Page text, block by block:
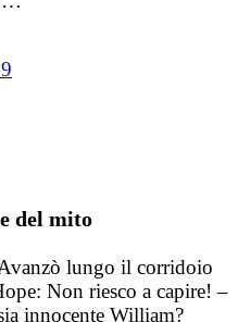
del mito
lungo il corridoio
Non riesco a capire! –
innocente William?